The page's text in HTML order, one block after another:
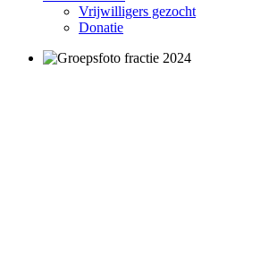
Vrijwilligers gezocht
Donatie